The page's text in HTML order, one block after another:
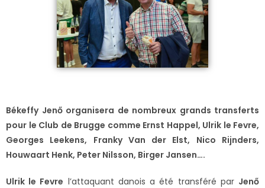
Békeffy Jenő organisera de nombreux grands transferts
pour le Club de Brugge comme Ernst Happel, Ulrik le Fevre,
Georges Leekens, Franky Van der Elst, Nico Rijnders,
Houwaart Henk, Peter Nilsson, Birger Jansen….
Ulrik le Fevre l’attaquant danois a été transféré par Jenő